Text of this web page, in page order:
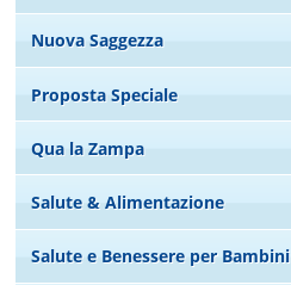
Nuova Saggezza
Proposta Speciale
Qua la Zampa
Salute & Alimentazione
Salute e Benessere per Bambini